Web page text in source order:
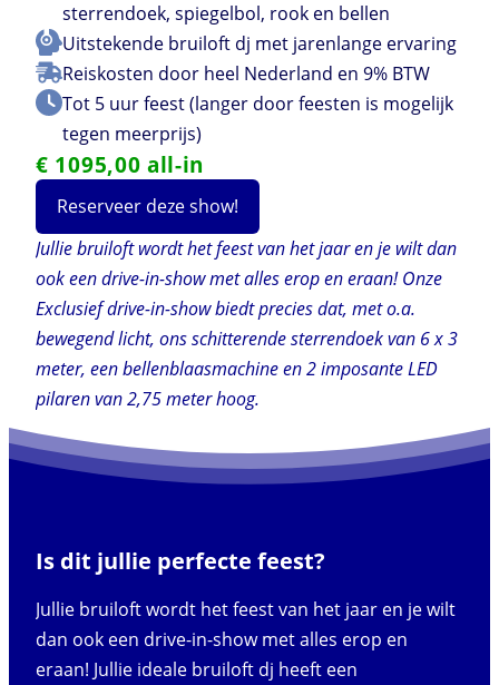
sterrendoek, spiegelbol, rook en bellen
Uitstekende bruiloft dj met jarenlange ervaring
Reiskosten door heel Nederland en 9% BTW
Tot 5 uur feest (langer door feesten is mogelijk
tegen meerprijs)
€ 1095,00 all-in
Reserveer deze show!
Jullie bruiloft wordt het feest van het jaar en je wilt dan
ook een drive-in-show met alles erop en eraan! Onze
Exclusief drive-in-show biedt precies dat, met o.a.
bewegend licht, ons schitterende sterrendoek van 6 x 3
meter, een bellenblaasmachine en 2 imposante LED
pilaren van 2,75 meter hoog.
Is dit jullie perfecte feest?
Jullie bruiloft wordt het feest van het jaar en je wilt
dan ook een drive-in-show met alles erop en
eraan! Jullie ideale bruiloft dj heeft een